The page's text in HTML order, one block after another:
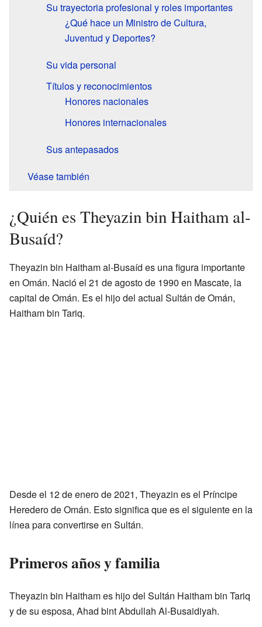
Su trayectoria profesional y roles importantes
¿Qué hace un Ministro de Cultura,
Juventud y Deportes?
Su vida personal
Títulos y reconocimientos
Honores nacionales
Honores internacionales
Sus antepasados
Véase también
¿Quién es Theyazin bin Haitham al-
Busaíd?
Theyazin bin Haitham al-Busaíd es una figura importante
en Omán. Nació el 21 de agosto de 1990 en Mascate, la
capital de Omán. Es el hijo del actual Sultán de Omán,
Haitham bin Tariq.
Desde el 12 de enero de 2021, Theyazin es el Príncipe
Heredero de Omán. Esto significa que es el siguiente en la
línea para convertirse en Sultán.
Primeros años y familia
Theyazin bin Haitham es hijo del Sultán Haitham bin Tariq
y de su esposa, Ahad bint Abdullah Al-Busaidiyah.